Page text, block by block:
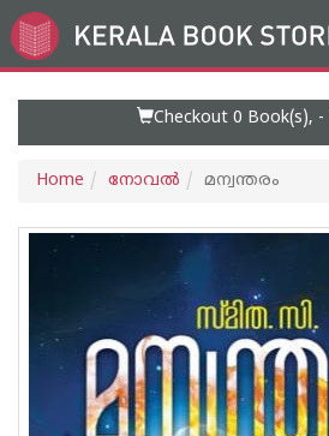
Go
to
Checkout 0 Book(s), -
Home നോവല്‍ മന്വന്തരം